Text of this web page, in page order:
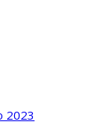
2023